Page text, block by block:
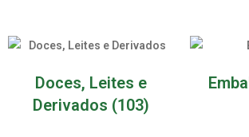
Doces, Leites e
Derivados (103)